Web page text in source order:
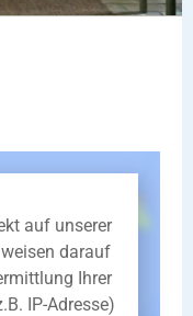
auf unserer
darauf
Ihrer
IP-Adresse)